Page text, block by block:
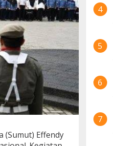
(Sumut) Effendy
4
5
6
7